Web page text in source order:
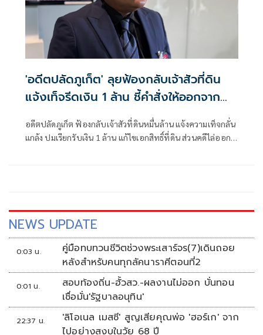
'อดีตปลัดภูเก็ต' ลุยฟ้องกลับเจ้าสัวที่ดิน
แจ้งเท็จรีดเงิน 1 ล้าน ชี้คำสั่งให้ออกจาก
ราชการ เร่งรัดผิดสังเกต
อดีตปลัดภูเก็ต ฟ้องกลับเจ้าสัวที่ดินหมื่นล้าน แจ้งความเท็จกลั่น
แกล้ง ปมเรียกรับเงิน 1 ล้าน แก้ไขเอกสิทธิ์ที่ดิน ส่วนคดีไล่ออก
NEWS UPDATE
0:03 น.
คู่มือทบทวนชีวิตช่วงพระเสาร์จร(7)เดินถอย
หลังสำหรับคนทุกลัคนาราศีตอนที่2
0:01 น.
สอบท้องถิ่น-ฮั้วสว.-ผลงานไม่ออก บั่นทอน
เชื่อมั่น'รัฐบาลอนุทิน'
22:37 น.
'ลิโอเนล เมสซี' สูญเสียคุณพ่อ 'ฮอร์เก' จาก
ไปอย่างสงบในวัย 68 ปี